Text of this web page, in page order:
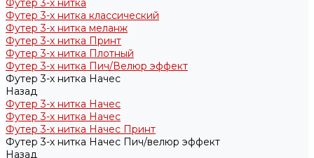
Футер 3-х нитка
Футер 3-х нитка классический
Футер 3-х нитка меланж
Футер 3-х нитка Принт
Футер 3-х нитка Плотный
Футер 3-х нитка Пич/Велюр эффект
Футер 3-х нитка Начес
Назад
Футер 3-х нитка Начес
Футер 3-х нитка Начес
Футер 3-х нитка Начес Принт
Футер 3-х нитка Начес Пич/велюр эффект
Назад